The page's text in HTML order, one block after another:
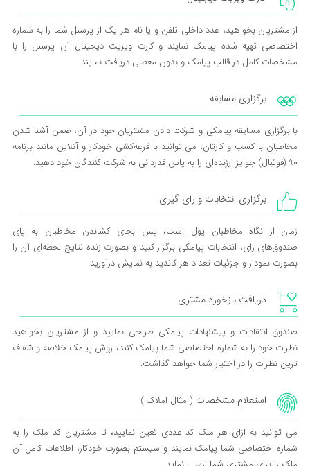
از مشتریان بخواهید، عدد داخلی تلفن و یا نام هر یک از پرسنل شما را به شماره
اختصاصی تهیه شده پیامک نمایند و کارت ویزیت دیجیتال آن پرسنل را با
مشخصات کامل در قالب پیامک و بدون معطلی دریافت نمایند.
برگزاری مسابقه
با برگزاری مسایقه پیامکی و شرکت دادن مشتریان خود در آن، ضمن آشنا شدن
مخاطبان با کسب و کارتان، می توانید با قرعه‌کشی خودکار و آنلاین مانند برنامه
90 (فوتبال) جوایز ارزنده‌ای را به پاس قدردانی به شرکت کنندگان خود دهید.
برگزاری انتخابات و رای گیری
زمان از نگاه مخاطبان پول است، پس بجای کشاندن مخاطبان به پای
صندوق‌های رای، انتخابات پیامکی برگزار کنید و بصورت زنده نتایج لحظه‌ای آن را
بصورت نمودار و جزئیات تعداد هر کاندید به نمایش درآورید.
دریافت بازخورد مشتری
صندوق انتقادات و پیشنهادات پیامکی طراحی نمایید و از مشتریان بخواهید
نظرات‌ خود را به شماره اختصاصی شما پیامک کنند، روش پیامک خلاصه و شفاف
ترین نظرات را در اختیار شما خواهد گذاشت.
استعلام مشخصات ( مثال املاک )
می توانید به ازای هر ملک کد عددی تعین نمایید، تا مشتریان کد ملک را به
شماره اختصاصی شما پیامک نمایند و سیستم بصورت خودکار، اطلاعات کامل آن